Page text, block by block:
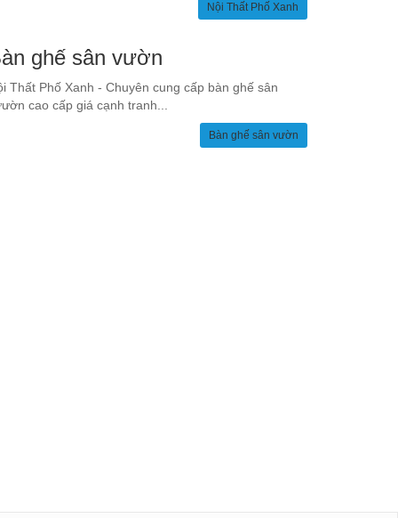
Nội Thất Phố Xanh
ghế sân vườn
Thất Phố Xanh - Chuyên cung cấp bàn ghế sân
cao cấp giá cạnh tranh...
Bàn ghế sân vườn